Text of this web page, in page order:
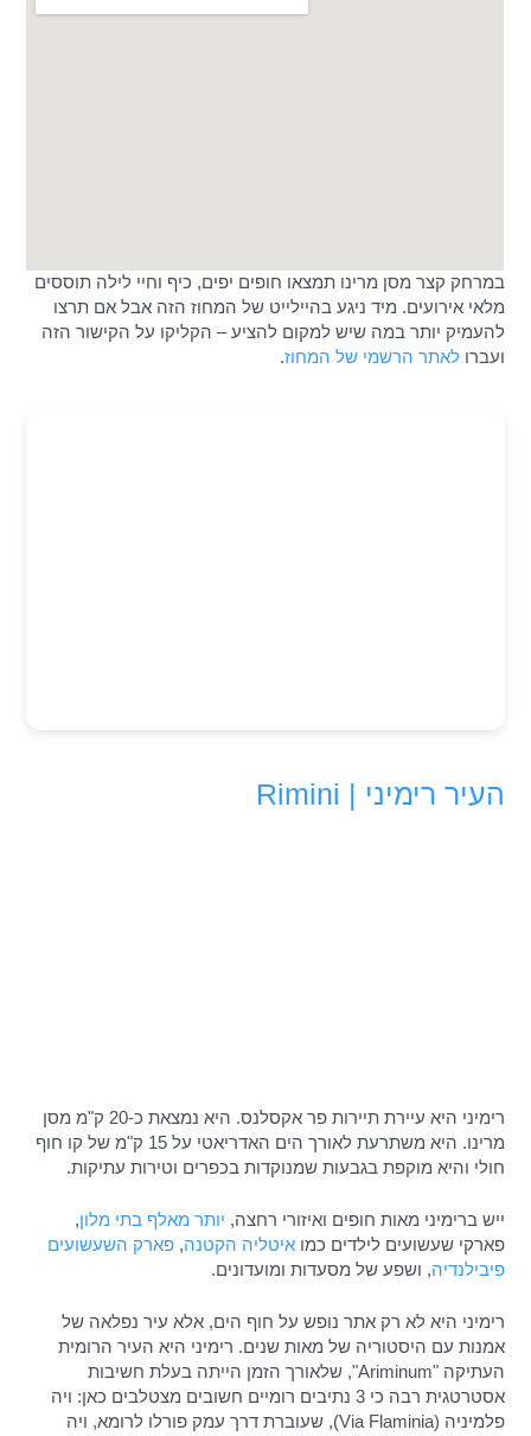
במרחק קצר מסן מרינו תמצאו חופים יפים, כיף וחיי לילה תוססים
מלאי אירועים. מיד ניגע בהיילייט של המחוז הזה אבל אם תרצו
להעמיק יותר במה שיש למקום להציע – הקליקו על הקישור הזה
ועברולאתר הרשמי של המחוז.
העיר רימיני | Rimini
רימיני היא עיירת תיירות פר אקסלנס. היא נמצאת כ-20 ק"מ מסן
מרינו. היא משתרעת לאורך הים האדריאטי על 15 ק"מ של קו חוף
חולי והיא מוקפת בגבעות שמנוקדות בכפרים וטירות עתיקות.
ייש ברימיני מאות חופים ואיזורי רחצה, יותר מאלף בתי מלון,
פארקי שעשועים לילדים כמואיטליה הקטנה,פארק השעשועים
פיבילנדיה, ושפע של מסעדות ומועדונים.
רימיני היא לא רק אתר נופש על חוף הים, אלא עיר נפלאה של
אמנות עם היסטוריה של מאות שנים. רימיני היא העיר הרומית
העתיקה "Ariminum", שלאורך הזמן הייתה בעלת חשיבות
אסטרטגית רבה כי 3 נתיבים רומיים חשובים מצטלבים כאן: ויה
פלמיניה (Via Flaminia), שעוברת דרך עמק פורלו לרומא, ויה